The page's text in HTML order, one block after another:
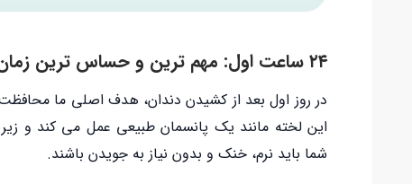
۲۴ ساعت اول: مهم ترین و حساس ترین زمان
در روز اول بعد از کشیدن دندان، هدف اصلی ما
این لخته مانند یک پانسمان طبیعی عمل می کند و زیر
شما باید نرم، خنک و بدون نیاز به جویدن باشند.